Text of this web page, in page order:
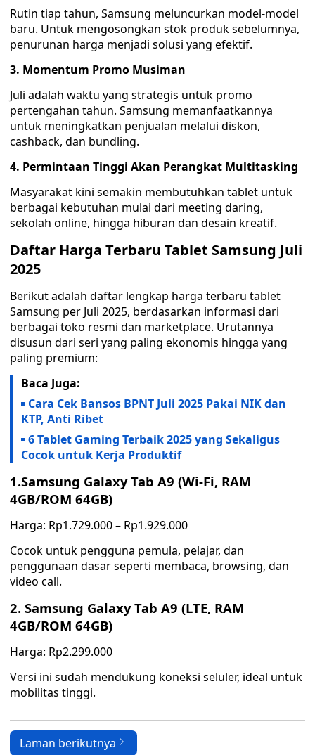
Rutin tiap tahun, Samsung meluncurkan model-model
baru. Untuk mengosongkan stok produk sebelumnya,
penurunan harga menjadi solusi yang efektif.
3. Momentum Promo Musiman
Juli adalah waktu yang strategis untuk promo
pertengahan tahun. Samsung memanfaatkannya
untuk meningkatkan penjualan melalui diskon,
cashback, dan bundling.
4. Permintaan Tinggi Akan Perangkat Multitasking
Masyarakat kini semakin membutuhkan tablet untuk
berbagai kebutuhan mulai dari meeting daring,
sekolah online, hingga hiburan dan desain kreatif.
Daftar Harga Terbaru Tablet Samsung Juli
2025
Berikut adalah daftar lengkap harga terbaru tablet
Samsung per Juli 2025, berdasarkan informasi dari
berbagai toko resmi dan marketplace. Urutannya
disusun dari seri yang paling ekonomis hingga yang
paling premium:
Baca Juga:
Cara Cek Bansos BPNT Juli 2025 Pakai NIK dan
KTP, Anti Ribet
6 Tablet Gaming Terbaik 2025 yang Sekaligus
Cocok untuk Kerja Produktif
1.Samsung Galaxy Tab A9 (Wi-Fi, RAM
4GB/ROM 64GB)
Harga: Rp1.729.000 – Rp1.929.000
Cocok untuk pengguna pemula, pelajar, dan
penggunaan dasar seperti membaca, browsing, dan
video call.
2. Samsung Galaxy Tab A9 (LTE, RAM
4GB/ROM 64GB)
Harga: Rp2.299.000
Versi ini sudah mendukung koneksi seluler, ideal untuk
mobilitas tinggi.
Laman berikutnya